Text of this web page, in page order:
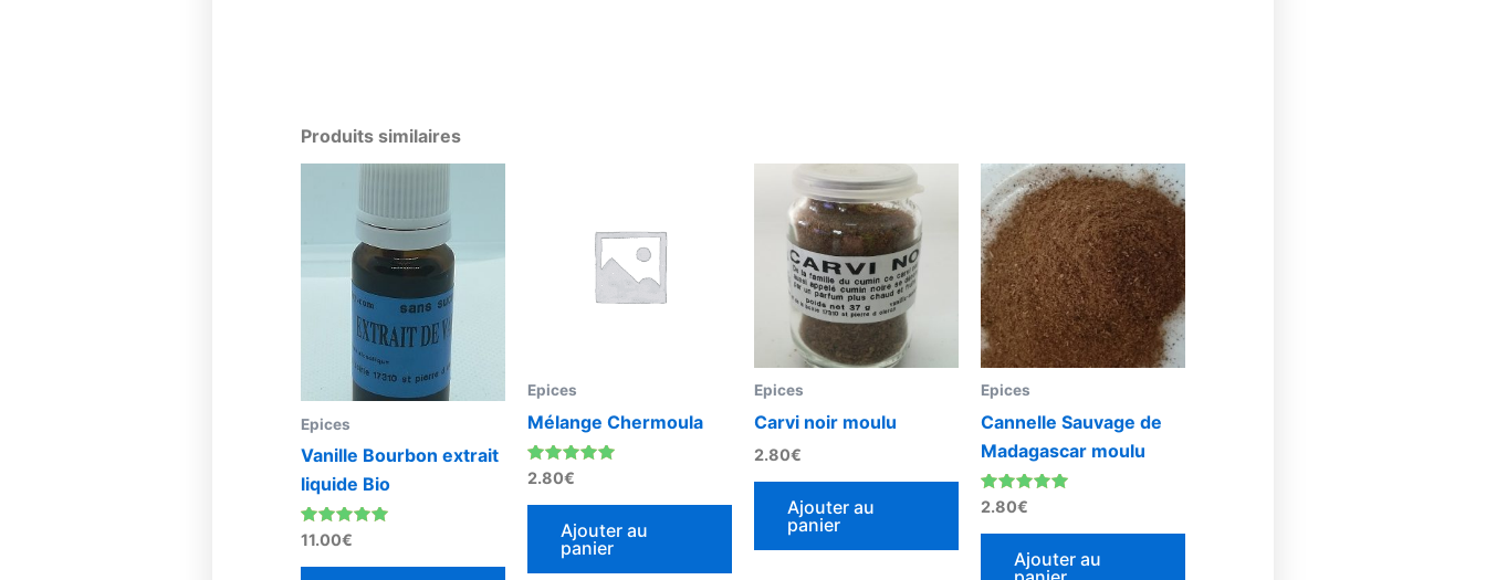
Produits similaires
Epices
Vanille Bourbon extrait
liquide Bio
Note
sur 5
11.00€
Epices
Mélange Chermoula
Note
5.00
sur 5
2.80€
Ajouter au
panier
Epices
Carvi noir moulu
2.80€
Ajouter au
panier
Epices
Cannelle Sauvage de
Madagascar moulu
Note
5.00
sur 5
2.80€
Ajouter au